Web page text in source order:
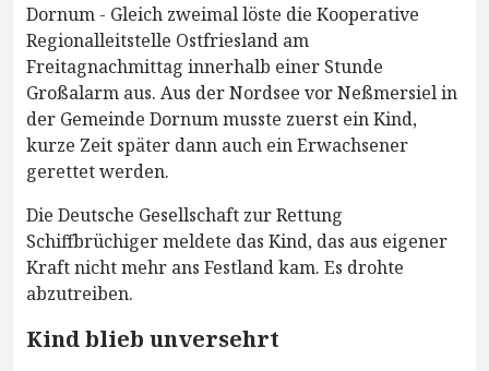
Dornum - Gleich zweimal löste die Kooperative
Regionalleitstelle Ostfriesland am
Freitagnachmittag innerhalb einer Stunde
Großalarm aus. Aus der Nordsee vor Neßmersiel in
der Gemeinde Dornum musste zuerst ein Kind,
kurze Zeit später dann auch ein Erwachsener
gerettet werden.
Die Deutsche Gesellschaft zur Rettung
Schiffbrüchiger meldete das Kind, das aus eigener
Kraft nicht mehr ans Festland kam. Es drohte
abzutreiben.
Kind blieb unversehrt